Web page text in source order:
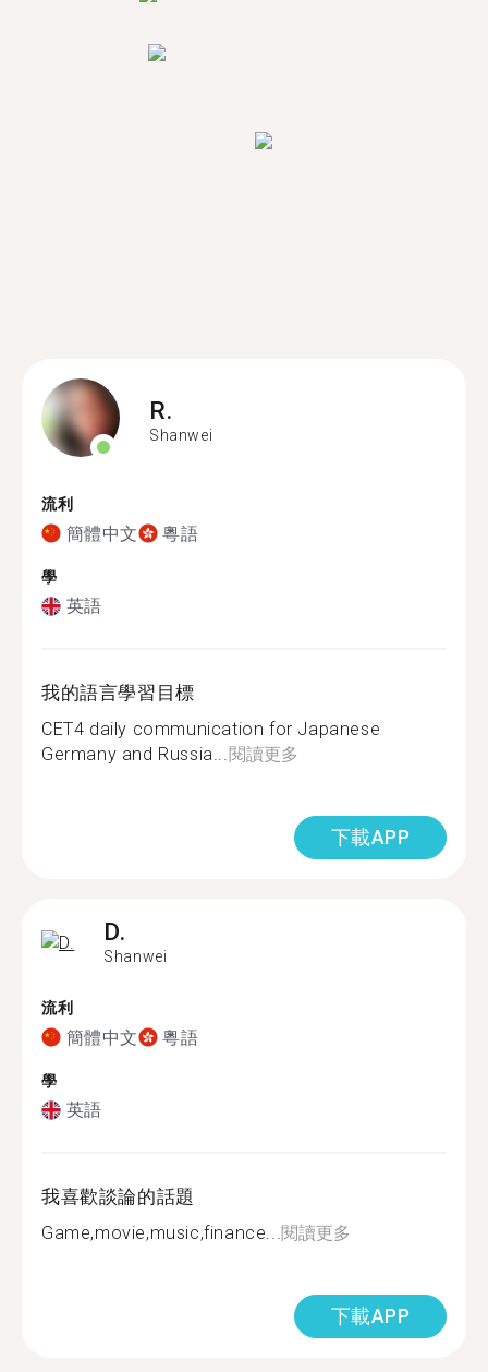
R.
Shanwei
流利
簡體中文 粵語
學
英語
我的語言學習目標
CET4 daily communication for Japanese
Germany and Russia...閱讀更多
下載APP
D.
Shanwei
流利
簡體中文 粵語
學
英語
我喜歡談論的話題
Game,movie,music,finance...閱讀更多
下載APP